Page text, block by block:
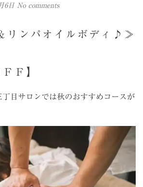
6日 No comments
リンパオイルボディ♪≫
Ｆ】
目サロンでは秋のおすすめコースが